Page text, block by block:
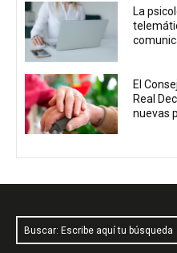
La
El
Real
nuevas
Buscar: Escribe aquí tu búsqueda